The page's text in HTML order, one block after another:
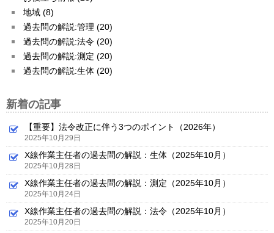
地域 (8)
過去問の解説:管理 (20)
過去問の解説:法令 (20)
過去問の解説:測定 (20)
過去問の解説:生体 (20)
新着の記事
【重要】法令改正に伴う3つのポイント（2026年）
2025年10月29日
X線作業主任者の過去問の解説：生体（2025年10月）
2025年10月28日
X線作業主任者の過去問の解説：測定（2025年10月）
2025年10月24日
X線作業主任者の過去問の解説：法令（2025年10月）
2025年10月20日